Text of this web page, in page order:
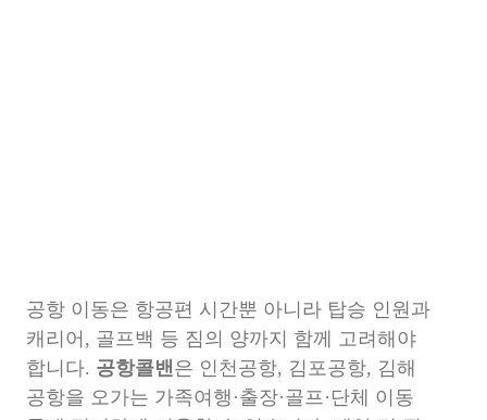
공항 이동은 항공편 시간뿐 아니라 탑승 인원과
캐리어, 골프백 등 짐의 양까지 함께 고려해야
합니다. 공항콜밴은 인천공항, 김포공항, 김해
공항을 오가는 가족여행·출장·골프·단체 이동